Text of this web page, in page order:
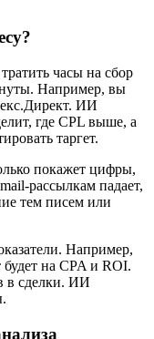
часы на сбор
Например, вы
ИИ
где CPL выше, а
таргет.
покажет цифры,
рассылкам падает,
тем писем или
Например,
будет на CPA и ROI.
в сделки. ИИ